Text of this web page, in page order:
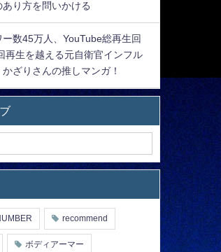
り方を問いかける
数45万人、YouTube総再生回
再生を越える元自衛官インフル
ざりさんの推しマンガ！
recommend
ボディアーマー